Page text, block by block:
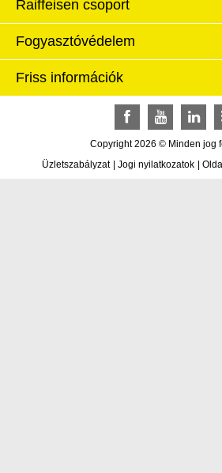
Raiffeisen csoport
Fogyasztóvédelem
Friss információk
Copyright 2026 © Minden jog
FacebookYouTube
Üzletszabályzat Jogi nyilatkozatok